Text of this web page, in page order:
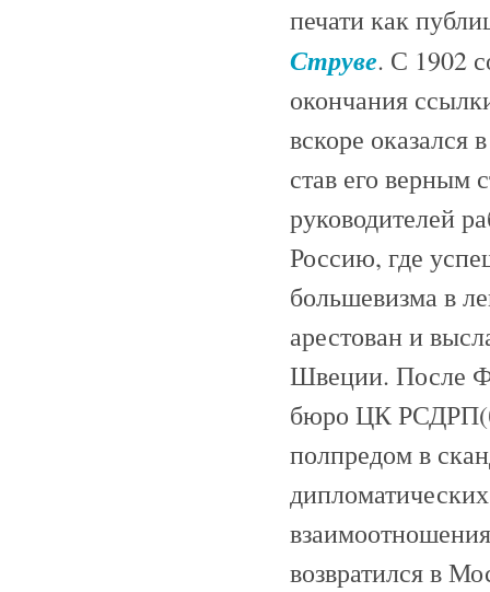
печати как
Струве. С 1902
окончания
вскоре
став его верным
руководителей
Россию, где
большевизма в
арестован и
Швеции. После
бюро ЦК
полпредом в
возвратился в